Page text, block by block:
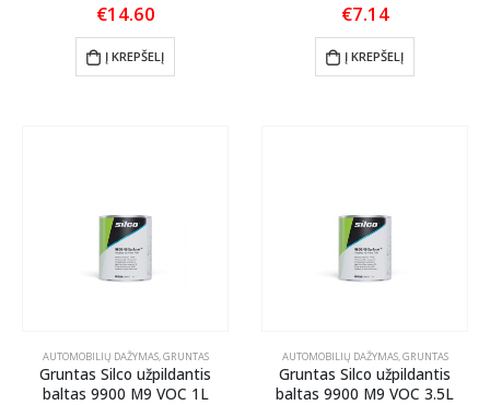
€14.60
Į KREPŠELĮ
€7.14
Į KREPŠELĮ
AUTOMOBILIŲ DAŽYMAS,GRUNTAS
Gruntas Silco užpildantis
baltas 9900 M9 VOC 1L
AUTOMOBILIŲ DAŽYMAS,GRUNTAS
Gruntas Silco užpildantis
baltas 9900 M9 VOC 3.5L